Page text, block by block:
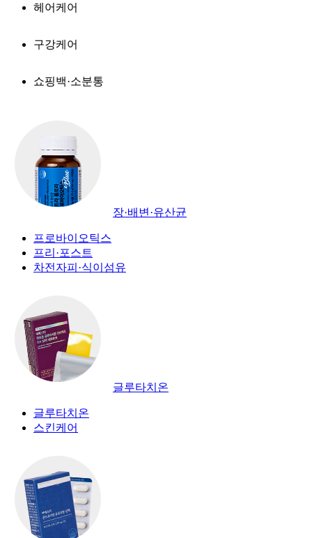
헤어케어
구강케어
쇼핑백·소분통
장·배변·유산균
프로바이오틱스
프리·포스트
차전자피·식이섬유
글루타치온
글루타치온
스킨케어